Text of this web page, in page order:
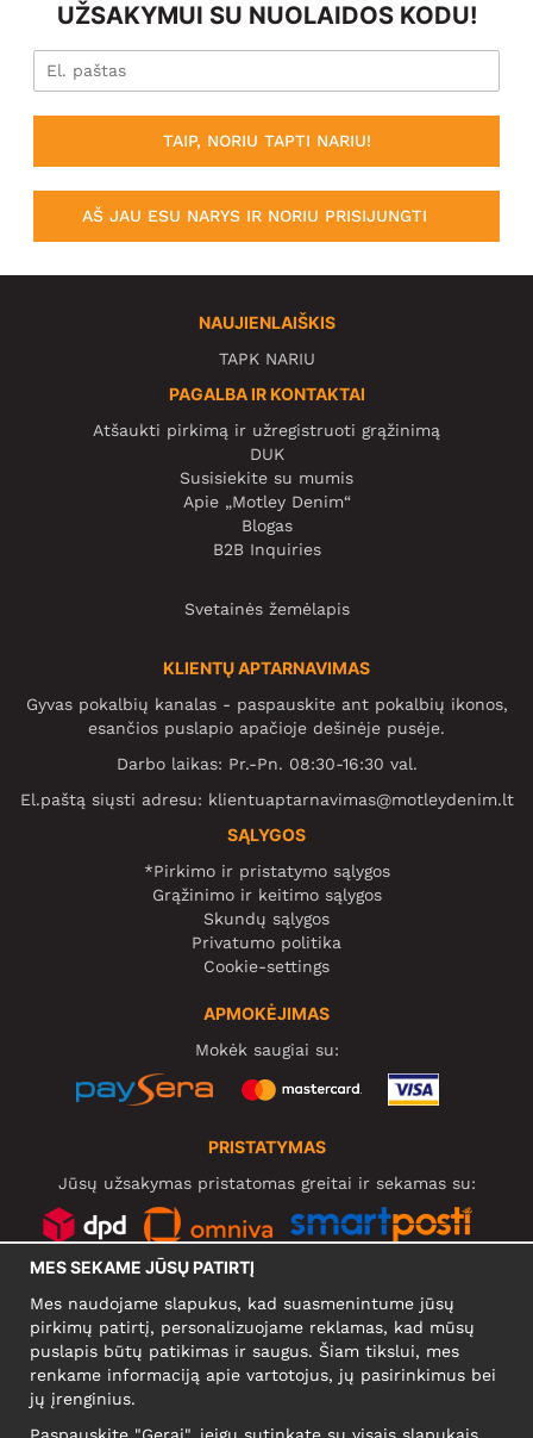
UŽSAKYMUI SU NUOLAIDOS KODU!
TAIP, NORIU TAPTI NARIU!
AŠ JAU ESU NARYS IR NORIU PRISIJUNGTI
NAUJIENLAIŠKIS
TAPK NARIU
PAGALBA IR KONTAKTAI
Atšaukti pirkimą ir užregistruoti grąžinimą
DUK
Susisiekite su mumis
Apie „Motley Denim“
Blogas
B2B Inquiries
Svetainės žemėlapis
KLIENTŲ APTARNAVIMAS
Gyvas pokalbių kanalas - paspauskite ant pokalbių ikonos,
esančios puslapio apačioje dešinėje pusėje.
Darbo laikas: Pr.-Pn. 08:30-16:30 val.
El.paštą siųsti adresu: klientuaptarnavimas@motleydenim.lt
SĄLYGOS
*Pirkimo ir pristatymo sąlygos
Grąžinimo ir keitimo sąlygos
Skundų sąlygos
Privatumo politika
Cookie-settings
APMOKĖJIMAS
Mokėk saugiai su:
PRISTATYMAS
Jūsų užsakymas pristatomas greitai ir sekamas su:
KOMPANIJA
MES SEKAME JŪSŲ PATIRTĮ
Mes naudojame slapukus, kad suasmenintume jūsų
pirkimų patirtį, personalizuojame reklamas, kad mūsų
puslapis būtų patikimas ir saugus. Šiam tikslui, mes
renkame informaciją apie vartotojus, jų pasirinkimus bei
jų įrenginius.